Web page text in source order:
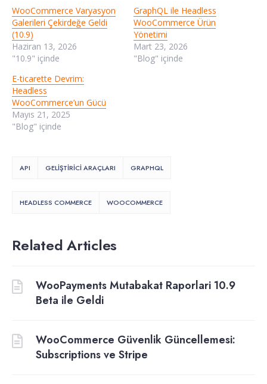
WooCommerce Varyasyon
Galerileri Çekirdeğe Geldi
(10.9)
Haziran 13, 2026
"10.9" içinde
GraphQL ile Headless
WooCommerce Ürün
Yönetimi
Mart 23, 2026
"Blog" içinde
E-ticarette Devrim:
Headless
WooCommerce’un Gücü
Mayıs 21, 2025
"Blog" içinde
API GELIŞTIRICI ARAÇLARI GRAPHQL
HEADLESS COMMERCE WOOCOMMERCE
Related Articles
WooPayments Mutabakat Raporlari 10.9
Beta ile Geldi
WooCommerce Güvenlik Güncellemesi:
Subscriptions ve Stripe